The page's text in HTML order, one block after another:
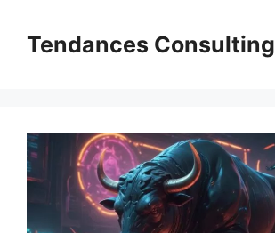
contenuTendances Consulting